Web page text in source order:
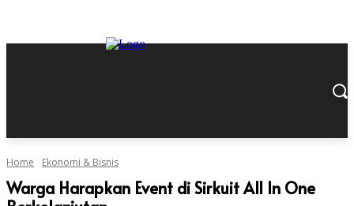
Home Ekonomi & Bisnis
Warga Harapkan Event di Sirkuit All In One